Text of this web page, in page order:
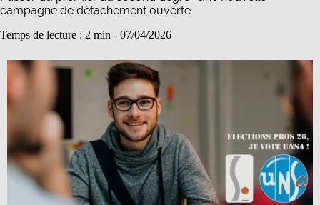
campagne de détachement ouverte
Temps de lecture : 2 min - 07/04/2026